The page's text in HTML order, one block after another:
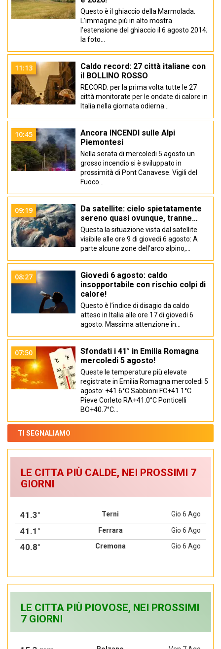
Questo è il ghiaccio della Marmolada.
L’immagine più in alto mostra
l’estensione del ghiaccio il 6 agosto 2014;
la foto…
11:13
Caldo record: 27 città italiane con
il BOLLINO ROSSO
RECORD: per la prima volta tutte le 27
città monitorate per le ondate di calore in
Italia nella giornata odierna…
10:45
Ancora INCENDI sulle Alpi
Piemontesi
Nella serata di mercoledi 5 agosto un
grosso incendio si è sviluppato in
prossimità di Pont Canavese. Vigili del
Fuoco…
09:19
Da satellite: cielo spietatamente
sereno quasi ovunque, tranne…
Questa la situazione vista dal satellite
visibile alle ore 9 di giovedi 6 agosto: A
parte alcune zone dell’arco alpino,…
08:27
Giovedi 6 agosto: caldo
insopportabile con rischio colpi di
calore!
Questo è l’indice di disagio da caldo
atteso in Italia alle ore 17 di giovedi 6
agosto: Massima attenzione in…
07:50
Sfondati i 41° in Emilia Romagna
mercoledi 5 agosto!
Queste le temperature più elevate
registrate in Emilia Romagna mercoledi 5
agosto: +41.6°C Sabbioni FC+41.1°C
Pieve Corleto RA+41.0°C Ponticelli
BO+40.7°C…
TI SEGNALIAMO
LE CITTA PIÙ CALDE, NEI PROSSIMI 7
GIORNI
41.3° Terni Gio 6 Ago
41.1° Ferrara Gio 6 Ago
40.8° Cremona Gio 6 Ago
LE CITTA PIÙ PIOVOSE, NEI PROSSIMI
7 GIORNI